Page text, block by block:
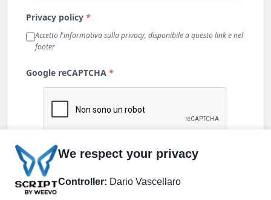
We respect your privacy
Controller: Dario Vascellaro